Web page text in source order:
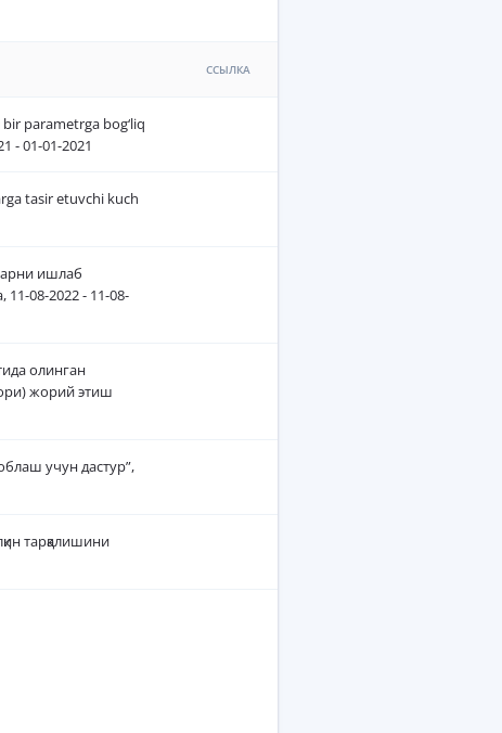
ССЫЛКА
parametrga bog‘liq
- 01-01-2021
tasir etuvchi kuch
ишлаб
08-2022 - 11-08-
олинган
жорий этиш
учун дастур”,
тарқалишини